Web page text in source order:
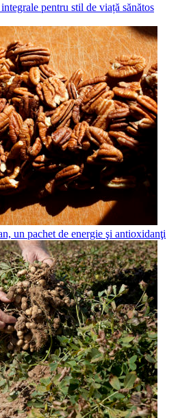
pentru stil de viață sănătos
un pachet de energie şi antioxidanţi